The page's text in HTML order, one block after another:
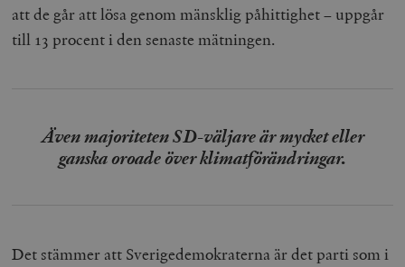
att de går att lösa genom mänsklig påhittighet – uppgår
till 13 procent i den senaste mätningen.
Även majoriteten SD-väljare är mycket eller
ganska oroade över klimatförändringar.
Det stämmer att Sverigedemokraterna är det parti som i